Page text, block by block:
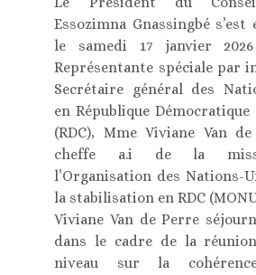
Essozimna Gnassingbé
le samedi 17 janvier
Représentante spéciale par
Secrétaire général des
en République Démocratique
(RDC), Mme Viviane Van
cheffe a.i de la
l’Organisation des Nations-
la stabilisation en RDC
Viviane Van de Perre
dans le cadre de la
niveau sur la